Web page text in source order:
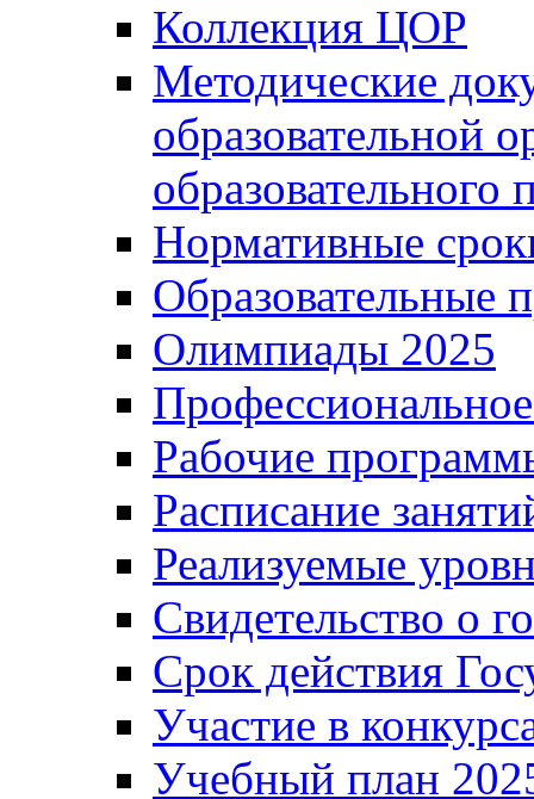
Коллекция ЦОР
Методические
образовательной
образовательного
Нормативные
Образовательные
Олимпиады 2025
Рабочие
Расписание
Реализуемые
Свидетельство о
Срок действия
Участие в
Учебный план